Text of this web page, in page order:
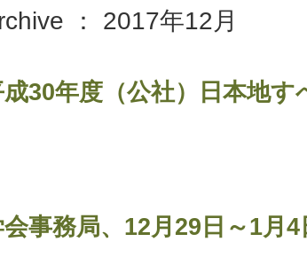
： 2017年12月
30年度（公社）日本地
事務局、12月29日～1月4